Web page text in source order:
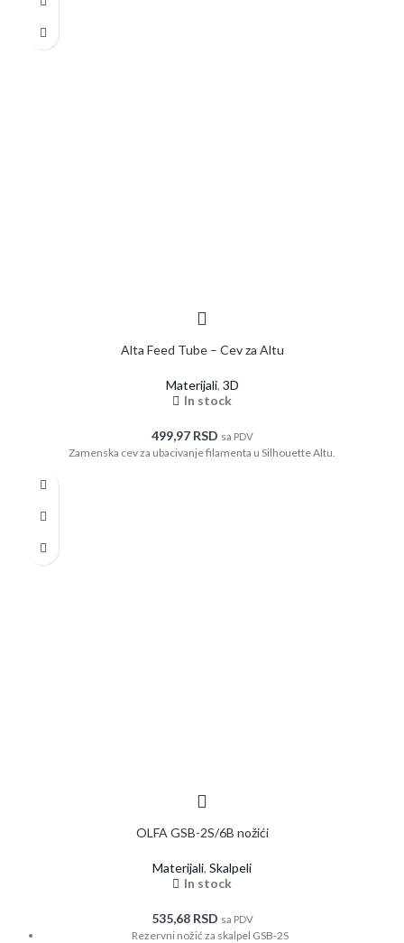
Alta Feed Tube – Cev za Altu
Materijali, 3D
In stock
499,97 RSD sa PDV
Zamenska cev za ubacivanje filamenta u Silhouette Altu.
OLFA GSB-2S/6B nožići
Materijali, Skalpeli
In stock
535,68 RSD sa PDV
Rezervni nožić za skalpel GSB-2S